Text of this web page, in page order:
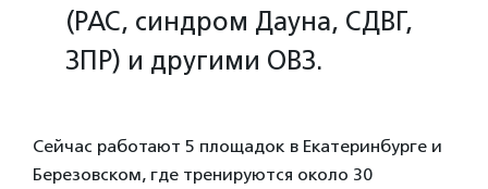
(РАС, синдром Дауна, СДВГ,
ЗПР) и другими ОВЗ.
Сейчас работают 5 площадок в Екатеринбурге и
Березовском, где тренируются около 30